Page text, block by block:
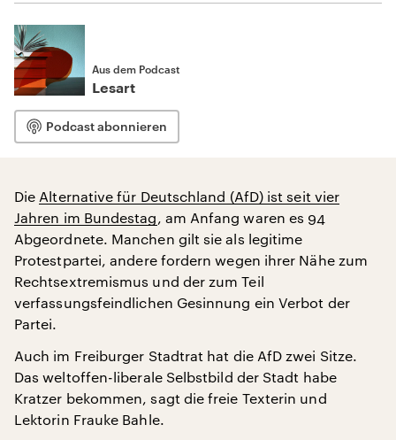
Aus dem Podcast
Lesart
Podcast abonnieren
Die Alternative für Deutschland (AfD) ist seit vier
Jahren im Bundestag , am Anfang waren es 94
Abgeordnete. Manchen gilt sie als legitime
Protestpartei, andere fordern wegen ihrer Nähe zum
Rechtsextremismus und der zum Teil
verfassungsfeindlichen Gesinnung ein Verbot der
Partei.
Auch im Freiburger Stadtrat hat die AfD zwei Sitze.
Das weltoffen-liberale Selbstbild der Stadt habe
Kratzer bekommen, sagt die freie Texterin und
Lektorin Frauke Bahle.